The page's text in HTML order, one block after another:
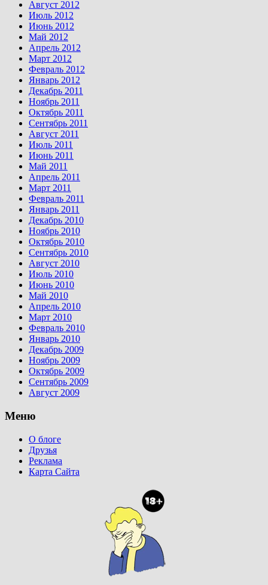
Август 2012
Июль 2012
Июнь 2012
Май 2012
Апрель 2012
Март 2012
Февраль 2012
Январь 2012
Декабрь 2011
Ноябрь 2011
Октябрь 2011
Сентябрь 2011
Август 2011
Июль 2011
Июнь 2011
Май 2011
Апрель 2011
Март 2011
Февраль 2011
Январь 2011
Декабрь 2010
Ноябрь 2010
Октябрь 2010
Сентябрь 2010
Август 2010
Июль 2010
Июнь 2010
Май 2010
Апрель 2010
Март 2010
Февраль 2010
Январь 2010
Декабрь 2009
Ноябрь 2009
Октябрь 2009
Сентябрь 2009
Август 2009
Меню
О блоге
Друзья
Реклама
Карта Сайта